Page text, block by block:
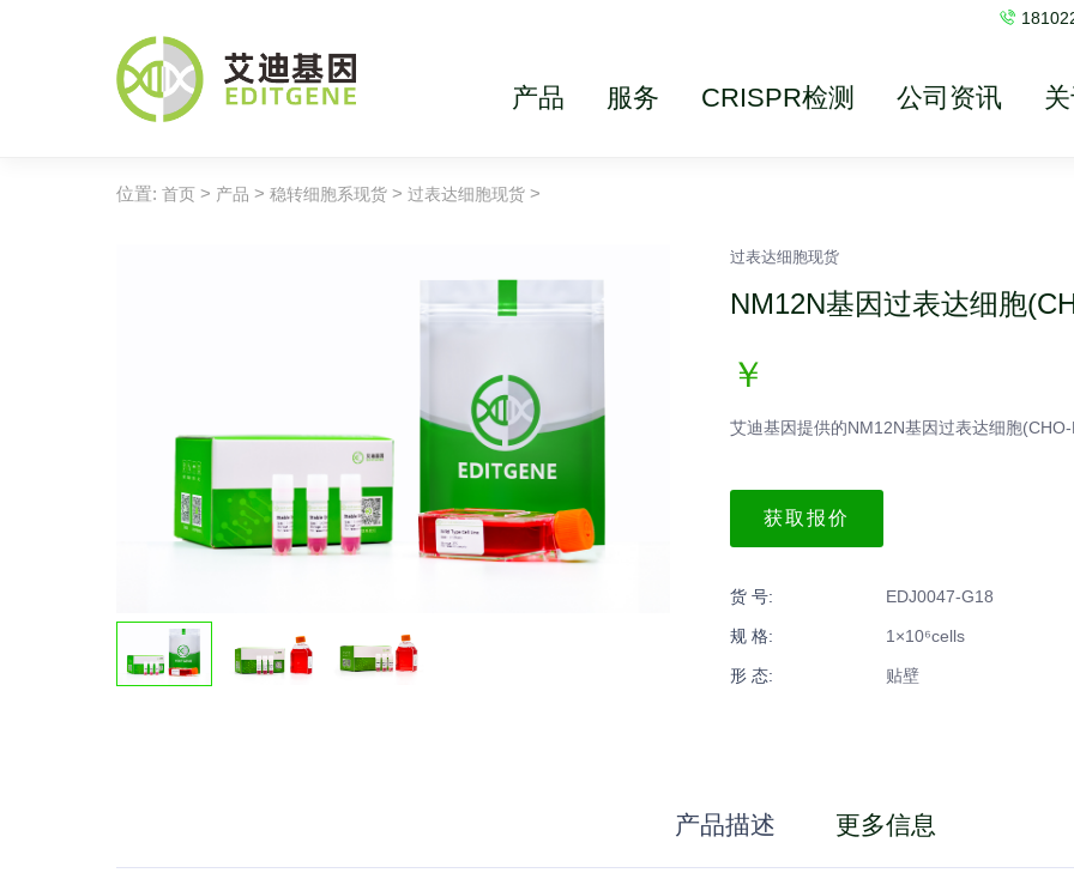
产品 服务 CRISPR检测 公司资讯
位置: 首页 > 产品 > 稳转细胞系现货 > 过表达细胞现货 >
过表达细胞现货
NM12N基因过表达细胞
￥
艾迪基因提供的NM12N基因过表达细胞
获取报价
货 号: EDJ0047-G18
规 格: 1×10⁶cells
形 态: 贴壁
产品描述 更多信息